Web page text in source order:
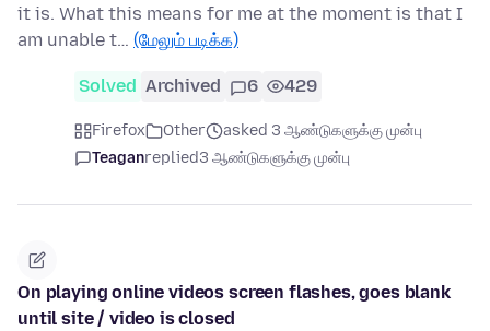
it is. What this means for me at the moment is that I
am unable t… (மேலும் படிக்க)
Solved Archived 6 429
Firefox Other
asked 3 ஆண்டுகளுக்கு முன்பு
Teaganreplied3 ஆண்டுகளுக்கு முன்பு
On playing online videos screen flashes, goes blank
until site / video is closed